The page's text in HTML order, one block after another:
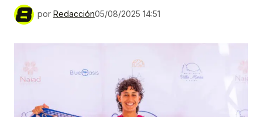
por Redacción05/08/2025 14:51